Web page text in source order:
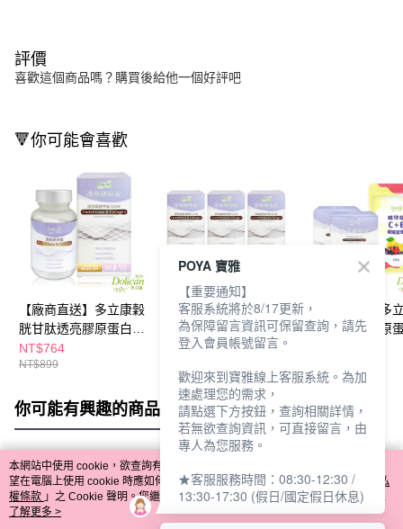
評價
喜歡這個商品嗎？購買後給他一個好評吧
🔻你可能會喜歡
【廠商直送】多立康穀
胱甘肽透亮膠原蛋白錠
90粒
NT$764
NT$899
【廠商直送】多立康穀
胱甘肽透亮膠原蛋白錠
90粒x3
NT$2,032
【廠商直送】多
胱甘肽透亮膠原
你可能有興趣的商品 全站排行
熱門標籤
本網站中使用 cookie，欲查詢有關本網站使用 cookie 方式之詳情，及若您不希
望在電腦上使用 cookie 時應如何變更電腦的 cookie 設定，請參閱本網站「
隱私
權條款 」之 Cookie 聲明。您繼續使用本網站即表示您同意本公司得按本網站使
用條款之 Cookie 聲明使用 cookie。
了解更多 >
POYA 寶雅
【重要通知】
客服系統將於8/17更新，
為保障留言資訊可保留查詢，請先
登入會員帳號留言。
歡迎來到寶雅線上客服系統。為加
速處理您的需求，
請點選下方按鈕，查詢相關詳情，
若無欲查詢資訊，可直接留言，由
專人為您服務。
★客服服務時間：08:30-12:30 /
13:30-17:30 (假日/國定假日休息)